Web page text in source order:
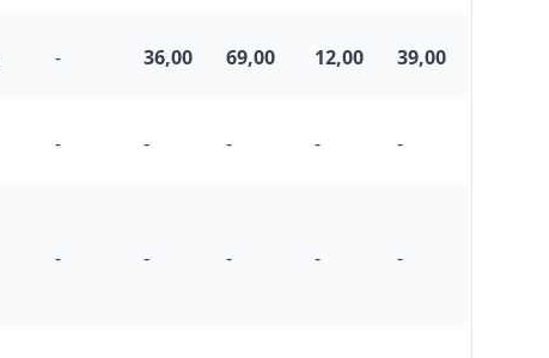
- 36,00 69,00 12,00 39,00
- - - - -
- - - - -